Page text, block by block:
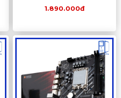
Ram DDR4)
1.890.000đ